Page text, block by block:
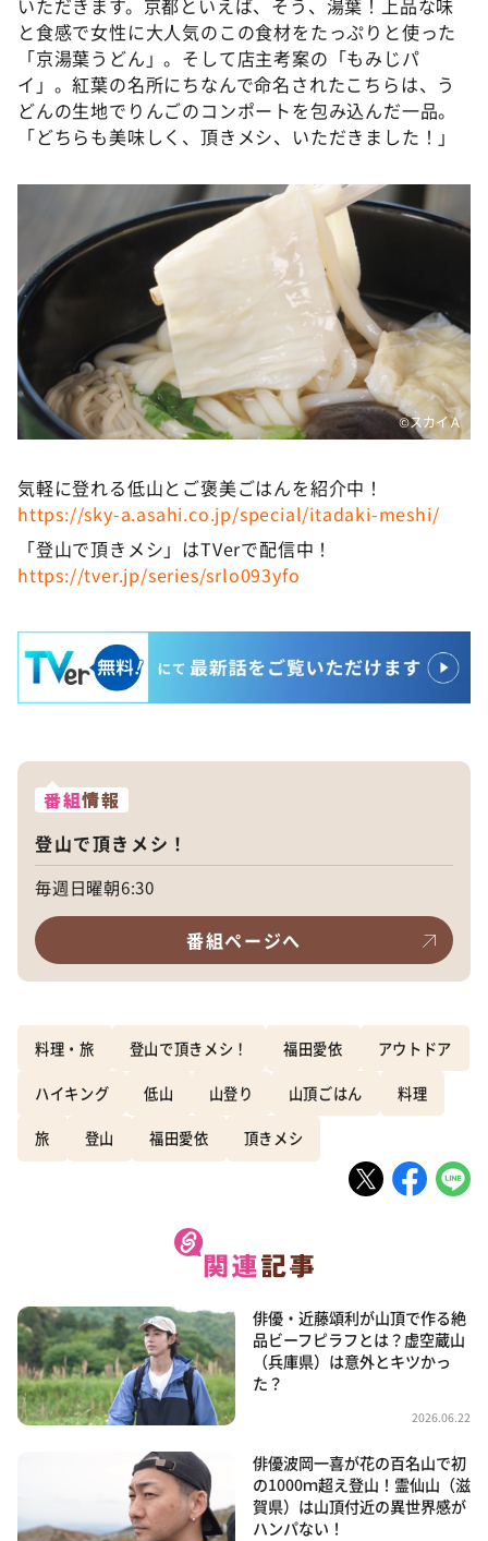
と食感で女性に大人気のこの食材をたっぷりと使った
「京湯葉うどん」。そして店主考案の「もみじパ
イ」。紅葉の名所にちなんで命名されたこちらは、う
どんの生地でりんごのコンポートを包み込んだ一品。
「どちらも美味しく、頂きメシ、いただきました！」
©スカイＡ
気軽に登れる低山とご褒美ごはんを紹介中！
https://sky-a.asahi.co.jp/special/itadaki-meshi/
「登山で頂きメシ」はTVerで配信中！
https://tver.jp/series/srlo093yfo
番組情報
登山で頂きメシ！
毎週日曜朝6:30
番組ページへ
料理・旅 登山で頂きメシ！ 福田愛依 アウトドア
ハイキング 低山 山登り 山頂ごはん 料理
旅 登山 福田愛依 頂きメシ
俳優・近藤頌利が山頂で作る絶
品ビーフピラフとは？虚空蔵山
（兵庫県）は意外とキツかっ
た？
2026.06.22
俳優波岡一喜が花の百名山で初
の1000ｍ超え登山！霊仙山（滋
賀県）は山頂付近の異世界感が
ハンパない！